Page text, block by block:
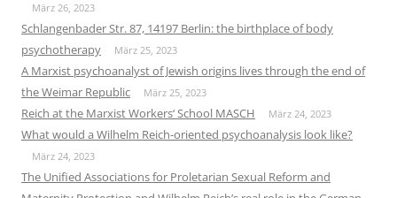
März 26, 2023
Schlangenbader Str. 87, 14197 Berlin: the birthplace of body
psychotherapy
März 25, 2023
A Marxist psychoanalyst of Jewish origins lives through the end of
the Weimar Republic
März 25, 2023
Reich at the Marxist Workers‘ School MASCH März 24, 2023
What would a Wilhelm Reich-oriented psychoanalysis look like?
März 24, 2023
The Unified Associations for Proletarian Sexual Reform and